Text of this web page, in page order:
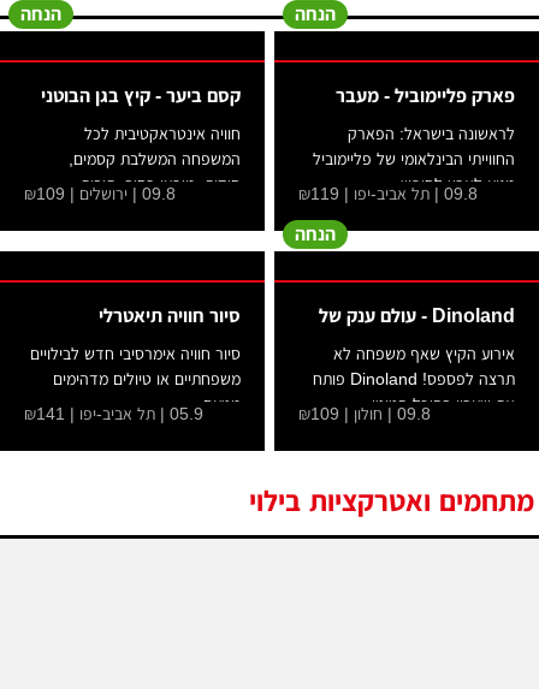
הנחה
פארק פליימוביל - מעבר
לראשונה בישראל: הפארק
החווייתי הבינלאומי של פליימוביל
מגיע לארץ לחופש...
09.8 | תל אביב-יפו | ₪119
הנחה
קסם ביער - קיץ בגן הבוטני
חוויה אינטראקטיבית לכל
המשפחה המשלבת קסמים,
חידות, מופעי רחוב, תיבות...
09.8 | ירושלים | ₪109
הנחה
Dinoland - עולם ענק של
אירוע הקיץ שאף משפחה לא
תרצה לפספס! Dinoland פותח
את שעריו בהיכל הטוטו...
09.8 | חולון | ₪109
סיור חוויה תיאטרלי
סיור חוויה אימרסיבי חדש לבילויים
משפחתיים או טיולים מדהימים
מטעם...05.9 | תל אביב-יפו | ₪141
מתחמים ואטרקציות בילוי